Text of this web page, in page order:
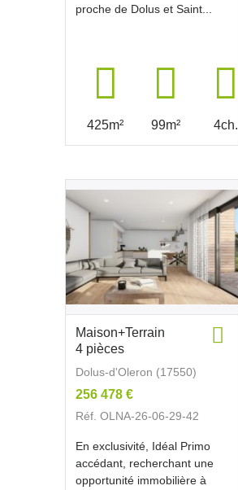
proche de Dolus et Saint...
425m² 99m² 4ch.
Maison+Terrain
4 pièces
Dolus-d'Oleron (17550)
256 478 €
Réf. OLNA-26-06-29-42
En exclusivité, Idéal Primo
accédant, recherchant une
opportunité immobilière à